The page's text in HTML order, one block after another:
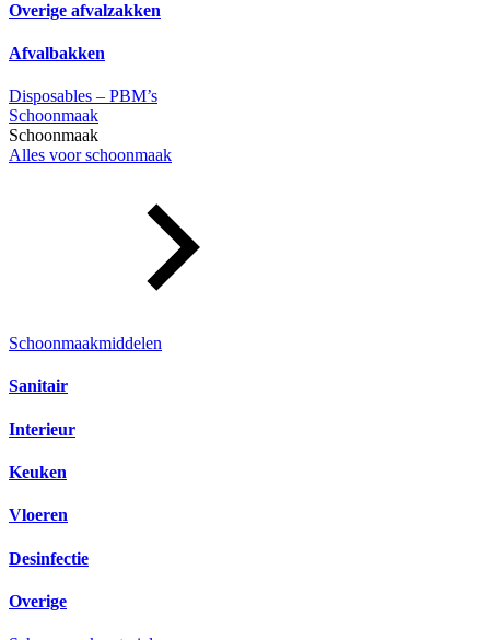
Overige afvalzakken
Afvalbakken
Disposables – PBM’s
Schoonmaak
Schoonmaak
Alles voor schoonmaak
Schoonmaakmiddelen
Sanitair
Interieur
Keuken
Vloeren
Desinfectie
Overige